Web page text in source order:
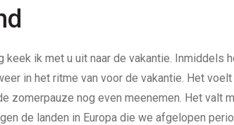
keek ik met u uit naar de vakantie. Inmiddels
in het ritme van voor de vakantie. Het
zomerpauze nog even meenemen. Het valt
de landen in Europa die we afgelopen